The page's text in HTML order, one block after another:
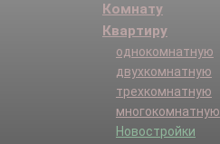
Комнату
Квартиру
однокомнатную
двухкомнатную
трехкомнатную
многокомнатную
Новостройки